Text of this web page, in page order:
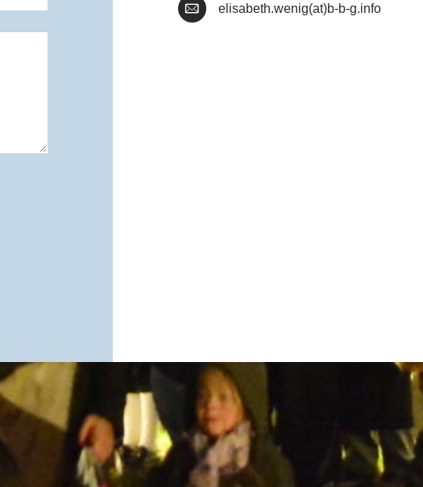
elisabeth.wenig(at)b-b-g.info